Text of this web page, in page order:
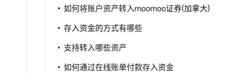
如何将账户资产转入moomoo证券(加拿大)
存入资金的方式有哪些
支持转入哪些资产
如何通过在线账单付款存入资金